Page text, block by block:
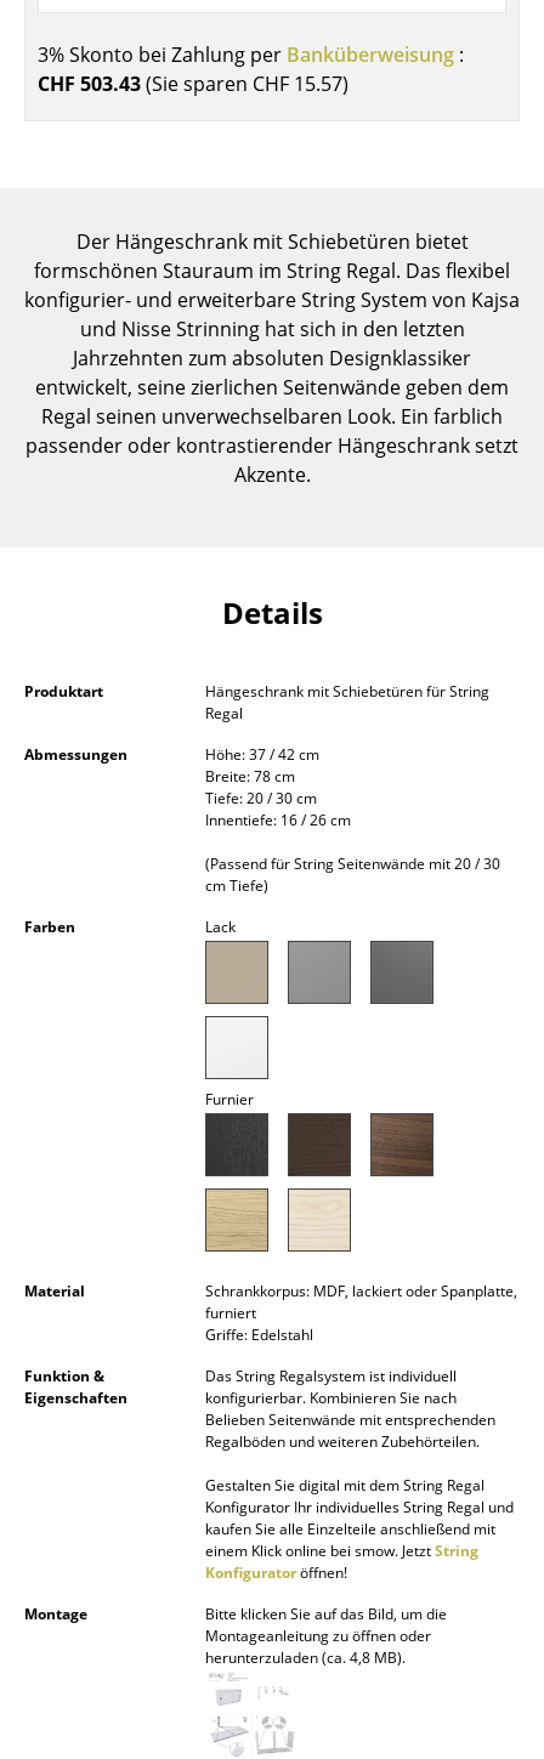
Gartentische
Servierwagen
Aufbewahren
Regale & Schränke
Bücherregale
Wandregale
Sideboards & Kommoden
Kleinaufbewahrung
... alle Aufbewahrungsmöbel
Hängeleuchten & Deckenleuchten
Outdoor-Leuchten
... alle Leuchten
Doppelbetten
Nachttische & Bettzubehör
3% Skonto bei Zahlung per Banküberweisung :
CHF 503.43(Sie sparen CHF 15.57)
Der Hängeschrank mit Schiebetüren bietet
formschönen Stauraum im String Regal. Das flexibel
konfigurier- und erweiterbare String System von Kajsa
und Nisse Strinning hat sich in den letzten
Jahrzehnten zum absoluten Designklassiker
entwickelt, seine zierlichen Seitenwände geben dem
Regal seinen unverwechselbaren Look. Ein farblich
passender oder kontrastierender Hängeschrank setzt
Akzente.
Details
Produktart
Hängeschrank mit Schiebetüren für String
Regal
Abmessungen
Höhe: 37 / 42 cm
Breite: 78 cm
Tiefe: 20 / 30 cm
Innentiefe: 16 / 26 cm
(Passend für String Seitenwände mit 20 / 30
cm Tiefe)
Farben
Lack
Furnier
Material
Schrankkorpus: MDF, lackiert oder Spanplatte,
furniert
Griffe: Edelstahl
Funktion &
Eigenschaften
Das String Regalsystem ist individuell
konfigurierbar. Kombinieren Sie nach
Belieben Seitenwände mit entsprechenden
Regalböden und weiteren Zubehörteilen.
Gestalten Sie digital mit dem String Regal
Konfigurator Ihr individuelles String Regal und
kaufen Sie alle Einzelteile anschließend mit
einem Klick online bei smow. JetztString
Konfiguratoröffnen!
Montage
Bitte klicken Sie auf das Bild, um die
Montageanleitung zu öffnen oder
herunterzuladen (ca. 4,8 MB).